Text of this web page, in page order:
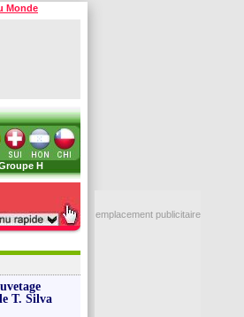
Monde
H
T. Silva
emplacement publicitaire